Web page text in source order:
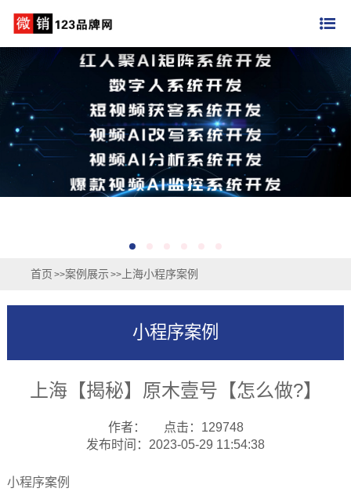
首页 >>案例展示 >>上海小程序案例
小程序案例
上海【揭秘】原木壹号【怎么做?】
作者：
点击：129748
发布时间：2023-05-29 11:54:38
小程序案例